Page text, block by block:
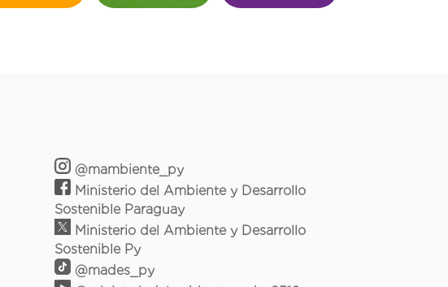
@mambiente_py
Ministerio del Ambiente y Desarrollo
Sostenible Paraguay
Ministerio del Ambiente y Desarrollo
Sostenible Py
@mades_py